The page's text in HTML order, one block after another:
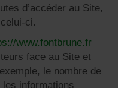
d’accéder au Site,
ci.
www.fontbrune.fr
face au Site et
le nombre de
informations